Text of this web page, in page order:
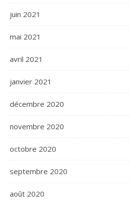
juin 2021
mai 2021
avril 2021
janvier 2021
décembre 2020
novembre 2020
octobre 2020
septembre 2020
août 2020